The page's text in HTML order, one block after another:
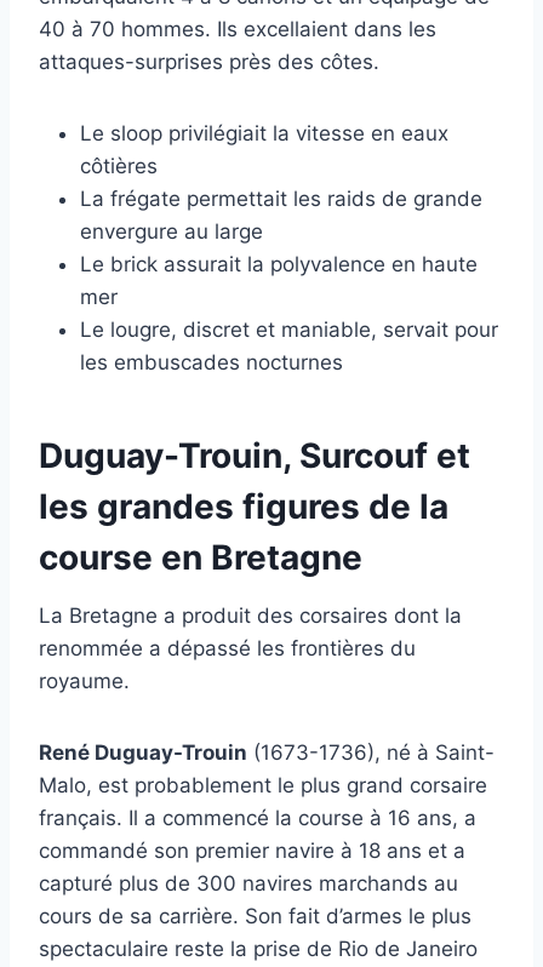
40 à 70 hommes. Ils excellaient dans les
attaques-surprises près des côtes.
Le sloop privilégiait la vitesse en eaux
côtières
La frégate permettait les raids de grande
envergure au large
Le brick assurait la polyvalence en haute
mer
Le lougre, discret et maniable, servait pour
les embuscades nocturnes
Duguay-Trouin, Surcouf et
les grandes figures de la
course en Bretagne
La Bretagne a produit des corsaires dont la
renommée a dépassé les frontières du
royaume.
René Duguay-Trouin (1673-1736), né à Saint-
Malo, est probablement le plus grand corsaire
français. Il a commencé la course à 16 ans, a
commandé son premier navire à 18 ans et a
capturé plus de 300 navires marchands au
cours de sa carrière. Son fait d’armes le plus
spectaculaire reste la prise de Rio de Janeiro